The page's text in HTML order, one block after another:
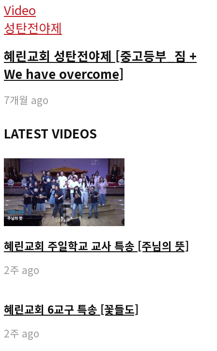
Video
성탄전야제
혜린교회 성탄전야제 [중고등부_짐 +
We have overcome]
7개월 ago
LATEST VIDEOS
혜린교회 주일학교 교사 특송 [주님의 뜻]
2주 ago
혜린교회 6교구 특송 [꽃들도]
2주 ago